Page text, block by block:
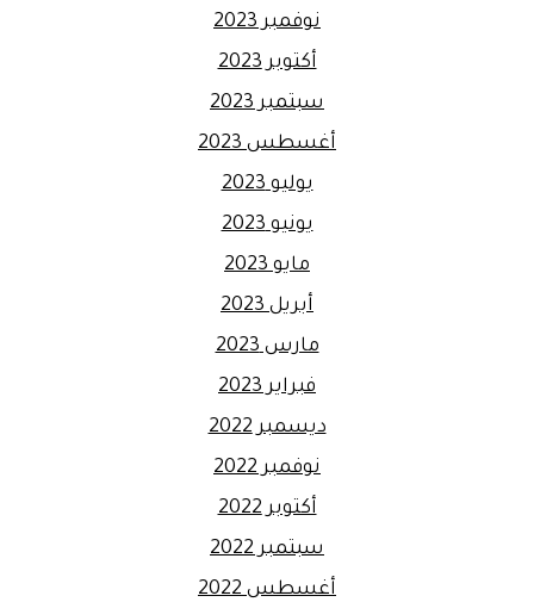
نوفمبر 2023
أكتوبر 2023
سبتمبر 2023
أغسطس 2023
يوليو 2023
يونيو 2023
مايو 2023
أبريل 2023
مارس 2023
فبراير 2023
ديسمبر 2022
نوفمبر 2022
أكتوبر 2022
سبتمبر 2022
أغسطس 2022